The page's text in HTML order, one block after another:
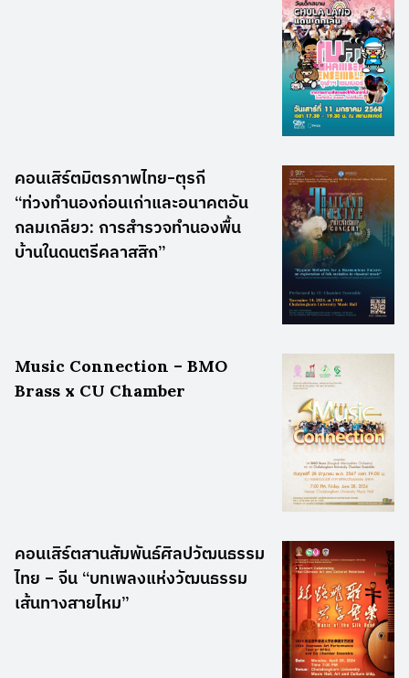
คอนเสิร์ตมิตรภาพไทย-ตุรกี
“ท่วงทำนองก่อนเก่าและอนาคตอัน
กลมเกลียว: การสำรวจทำนองพื้น
บ้านในดนตรีคลาสสิก”
Music Connection – BMO
Brass x CU Chamber
คอนเสิร์ตสานสัมพันธ์ศิลปวัฒนธรรม
ไทย – จีน “บทเพลงแห่งวัฒนธรรม
เส้นทางสายไหม”